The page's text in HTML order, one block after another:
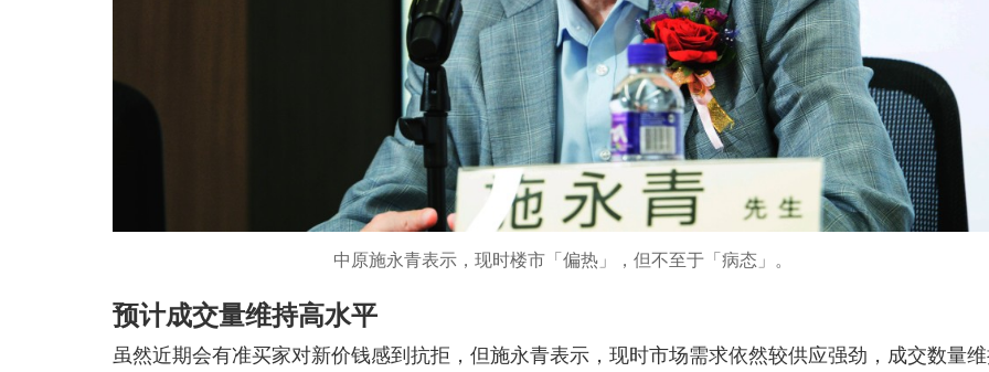
中原施永青表示，现时楼市「偏热」，但不至于「病态」。
预计成交量维持高水平
虽然近期会有准买家对新价钱感到抗拒，但施永青表示，现时市场需求依然较供应强劲，成交数量